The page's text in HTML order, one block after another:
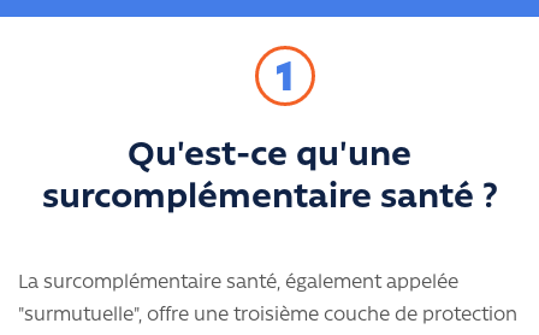
1
Qu'est-ce qu'une
surcomplémentaire santé ?
La surcomplémentaire santé, également appelée
"surmutuelle", offre une troisième couche de protection